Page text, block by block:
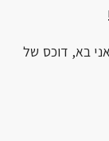
בא, דוכס של